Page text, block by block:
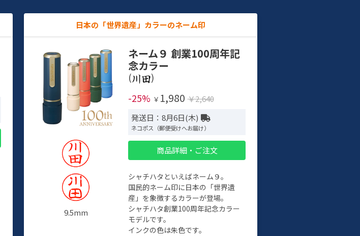
日本の「世界遺産」カラーのネーム印
9.5mm
ネーム９ 創業100周年記
念カラー
(
)
-25% ￥ 1,980 ￥2,640
発送日：8月6日(木)
ネコポス（郵便受けへお届け）
商品詳細・ご注文
シャチハタといえばネーム９。
国民的ネーム印に日本の「世界遺
産」を象徴するカラーが登場。
シャチハタ創業100周年記念カラー
モデルです。
インクの色は朱色です。